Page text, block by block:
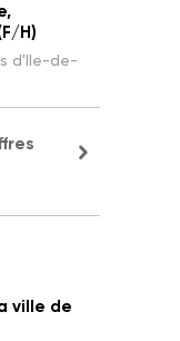
H)
d'Ile-de-
ville de